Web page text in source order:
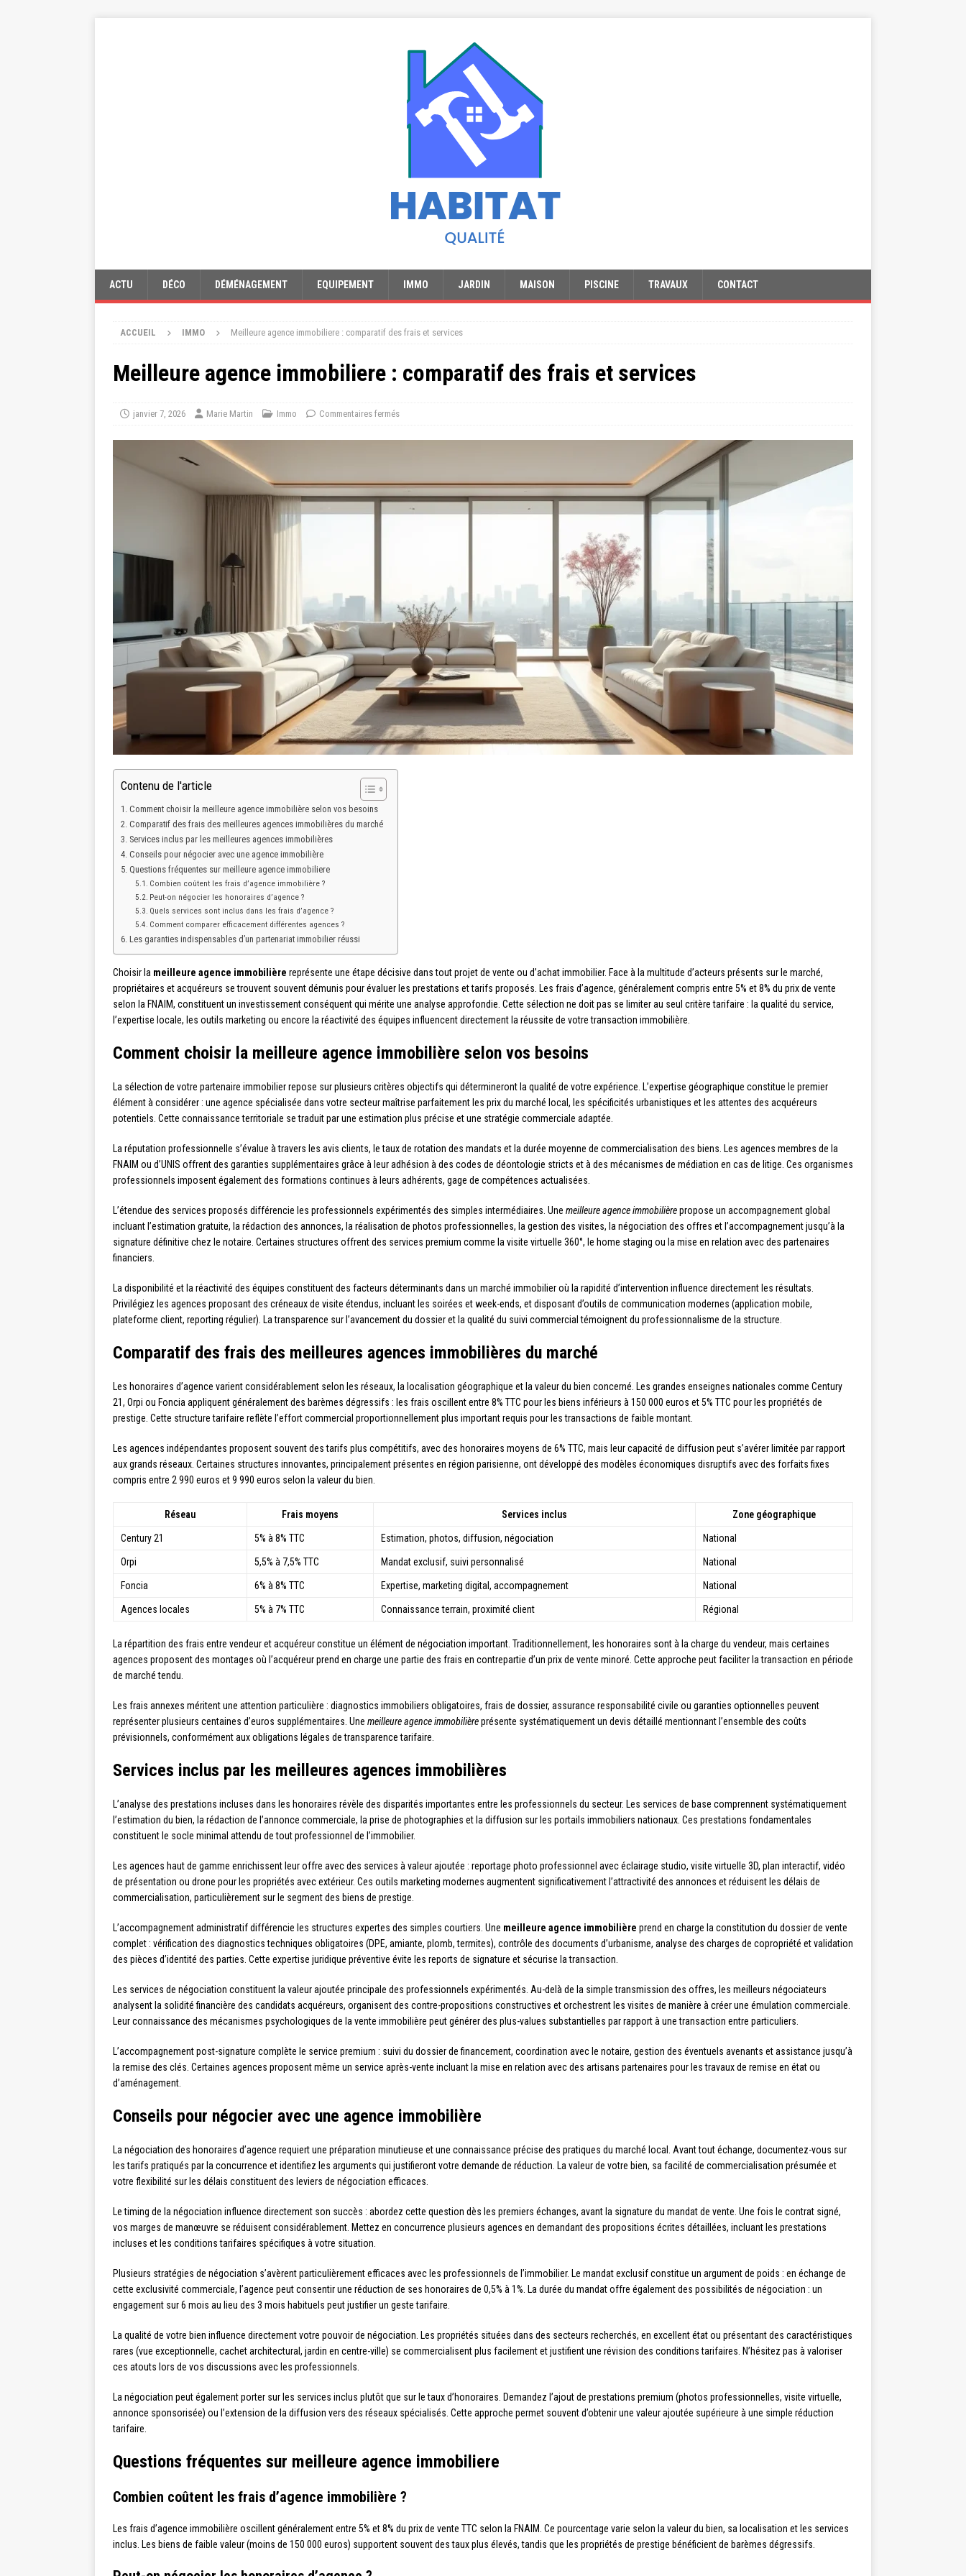
ACTU DÉCO DÉMÉNAGEMENT EQUIPEMENT IMMO JARDIN MAISON PISCINE TRAVAUX CONTACT
ACCUEIL IMMO Meilleure agence immobiliere : comparatif des frais et services
Meilleure agence immobiliere : comparatif des frais et services
janvier 7, 2026 Marie Martin Immo Commentaires fermés
Contenu de l'article
Comment choisir la meilleure agence immobilière selon vos besoins
Comparatif des frais des meilleures agences immobilières du marché
Services inclus par les meilleures agences immobilières
Conseils pour négocier avec une agence immobilière
Questions fréquentes sur meilleure agence immobiliere
Combien coûtent les frais d’agence immobilière ?
Peut-on négocier les honoraires d’agence ?
Quels services sont inclus dans les frais d’agence ?
Comment comparer efficacement différentes agences ?
Les garanties indispensables d’un partenariat immobilier réussi
Choisir la meilleure agence immobilière représente une étape décisive dans tout projet de vente ou d’achat immobilier. Face à la multitude d’acteurs présents sur le marché,
propriétaires et acquéreurs se trouvent souvent démunis pour évaluer les prestations et tarifs proposés. Les frais d’agence, généralement compris entre 5% et 8% du prix de vente
selon la FNAIM, constituent un investissement conséquent qui mérite une analyse approfondie. Cette sélection ne doit pas se limiter au seul critère tarifaire : la qualité du service,
l’expertise locale, les outils marketing ou encore la réactivité des équipes influencent directement la réussite de votre transaction immobilière.
Comment choisir la meilleure agence immobilière selon vos besoins
La sélection de votre partenaire immobilier repose sur plusieurs critères objectifs qui détermineront la qualité de votre expérience. L’expertise géographique constitue le premier
élément à considérer : une agence spécialisée dans votre secteur maîtrise parfaitement les prix du marché local, les spécificités urbanistiques et les attentes des acquéreurs
potentiels. Cette connaissance territoriale se traduit par une estimation plus précise et une stratégie commerciale adaptée.
La réputation professionnelle s’évalue à travers les avis clients, le taux de rotation des mandats et la durée moyenne de commercialisation des biens. Les agences membres de la
FNAIM ou d’UNIS offrent des garanties supplémentaires grâce à leur adhésion à des codes de déontologie stricts et à des mécanismes de médiation en cas de litige. Ces organismes
professionnels imposent également des formations continues à leurs adhérents, gage de compétences actualisées.
L’étendue des services proposés différencie les professionnels expérimentés des simples intermédiaires. Une meilleure agence immobilièrepropose un accompagnement global
incluant l’estimation gratuite, la rédaction des annonces, la réalisation de photos professionnelles, la gestion des visites, la négociation des offres et l’accompagnement jusqu’à la
signature définitive chez le notaire. Certaines structures offrent des services premium comme la visite virtuelle 360°, le home staging ou la mise en relation avec des partenaires
financiers.
La disponibilité et la réactivité des équipes constituent des facteurs déterminants dans un marché immobilier où la rapidité d’intervention influence directement les résultats.
Privilégiez les agences proposant des créneaux de visite étendus, incluant les soirées et week-ends, et disposant d’outils de communication modernes (application mobile,
plateforme client, reporting régulier). La transparence sur l’avancement du dossier et la qualité du suivi commercial témoignent du professionnalisme de la structure.
Comparatif des frais des meilleures agences immobilières du marché
Les honoraires d’agence varient considérablement selon les réseaux, la localisation géographique et la valeur du bien concerné. Les grandes enseignes nationales comme Century
21, Orpi ou Foncia appliquent généralement des barèmes dégressifs : les frais oscillent entre 8% TTC pour les biens inférieurs à 150 000 euros et 5% TTC pour les propriétés de
prestige. Cette structure tarifaire reflète l’effort commercial proportionnellement plus important requis pour les transactions de faible montant.
Les agences indépendantes proposent souvent des tarifs plus compétitifs, avec des honoraires moyens de 6% TTC, mais leur capacité de diffusion peut s’avérer limitée par rapport
aux grands réseaux. Certaines structures innovantes, principalement présentes en région parisienne, ont développé des modèles économiques disruptifs avec des forfaits fixes
compris entre 2 990 euros et 9 990 euros selon la valeur du bien.
Réseau Frais moyens Services inclus Zone géographique
Century 21 5% à 8% TTC Estimation, photos, diffusion, négociation National
Orpi 5,5% à 7,5% TTC Mandat exclusif, suivi personnalisé National
Foncia 6% à 8% TTC Expertise, marketing digital, accompagnement National
Agences locales 5% à 7% TTC Connaissance terrain, proximité client Régional
La répartition des frais entre vendeur et acquéreur constitue un élément de négociation important. Traditionnellement, les honoraires sont à la charge du vendeur, mais certaines
agences proposent des montages où l’acquéreur prend en charge une partie des frais en contrepartie d’un prix de vente minoré. Cette approche peut faciliter la transaction en période
de marché tendu.
Les frais annexes méritent une attention particulière : diagnostics immobiliers obligatoires, frais de dossier, assurance responsabilité civile ou garanties optionnelles peuvent
représenter plusieurs centaines d’euros supplémentaires. Une meilleure agence immobilièreprésente systématiquement un devis détaillé mentionnant l’ensemble des coûts
prévisionnels, conformément aux obligations légales de transparence tarifaire.
Services inclus par les meilleures agences immobilières
L’analyse des prestations incluses dans les honoraires révèle des disparités importantes entre les professionnels du secteur. Les services de base comprennent systématiquement
l’estimation du bien, la rédaction de l’annonce commerciale, la prise de photographies et la diffusion sur les portails immobiliers nationaux. Ces prestations fondamentales
constituent le socle minimal attendu de tout professionnel de l’immobilier.
Les agences haut de gamme enrichissent leur offre avec des services à valeur ajoutée : reportage photo professionnel avec éclairage studio, visite virtuelle 3D, plan interactif, vidéo
de présentation ou drone pour les propriétés avec extérieur. Ces outils marketing modernes augmentent significativement l’attractivité des annonces et réduisent les délais de
commercialisation, particulièrement sur le segment des biens de prestige.
L’accompagnement administratif différencie les structures expertes des simples courtiers. Une meilleure agence immobilière prend en charge la constitution du dossier de vente
complet : vérification des diagnostics techniques obligatoires (DPE, amiante, plomb, termites), contrôle des documents d’urbanisme, analyse des charges de copropriété et validation
des pièces d’identité des parties. Cette expertise juridique préventive évite les reports de signature et sécurise la transaction.
Les services de négociation constituent la valeur ajoutée principale des professionnels expérimentés. Au-delà de la simple transmission des offres, les meilleurs négociateurs
analysent la solidité financière des candidats acquéreurs, organisent des contre-propositions constructives et orchestrent les visites de manière à créer une émulation commerciale.
Leur connaissance des mécanismes psychologiques de la vente immobilière peut générer des plus-values substantielles par rapport à une transaction entre particuliers.
L’accompagnement post-signature complète le service premium : suivi du dossier de financement, coordination avec le notaire, gestion des éventuels avenants et assistance jusqu’à
la remise des clés. Certaines agences proposent même un service après-vente incluant la mise en relation avec des artisans partenaires pour les travaux de remise en état ou
d’aménagement.
Conseils pour négocier avec une agence immobilière
La négociation des honoraires d’agence requiert une préparation minutieuse et une connaissance précise des pratiques du marché local. Avant tout échange, documentez-vous sur
les tarifs pratiqués par la concurrence et identifiez les arguments qui justifieront votre demande de réduction. La valeur de votre bien, sa facilité de commercialisation présumée et
votre flexibilité sur les délais constituent des leviers de négociation efficaces.
Le timing de la négociation influence directement son succès : abordez cette question dès les premiers échanges, avant la signature du mandat de vente. Une fois le contrat signé,
vos marges de manœuvre se réduisent considérablement. Mettez en concurrence plusieurs agences en demandant des propositions écrites détaillées, incluant les prestations
incluses et les conditions tarifaires spécifiques à votre situation.
Plusieurs stratégies de négociation s’avèrent particulièrement efficaces avec les professionnels de l’immobilier. Le mandat exclusif constitue un argument de poids : en échange de
cette exclusivité commerciale, l’agence peut consentir une réduction de ses honoraires de 0,5% à 1%. La durée du mandat offre également des possibilités de négociation : un
engagement sur 6 mois au lieu des 3 mois habituels peut justifier un geste tarifaire.
La qualité de votre bien influence directement votre pouvoir de négociation. Les propriétés situées dans des secteurs recherchés, en excellent état ou présentant des caractéristiques
rares (vue exceptionnelle, cachet architectural, jardin en centre-ville) se commercialisent plus facilement et justifient une révision des conditions tarifaires. N’hésitez pas à valoriser
ces atouts lors de vos discussions avec les professionnels.
La négociation peut également porter sur les services inclus plutôt que sur le taux d’honoraires. Demandez l’ajout de prestations premium (photos professionnelles, visite virtuelle,
annonce sponsorisée) ou l’extension de la diffusion vers des réseaux spécialisés. Cette approche permet souvent d’obtenir une valeur ajoutée supérieure à une simple réduction
tarifaire.
Questions fréquentes sur meilleure agence immobiliere
Combien coûtent les frais d’agence immobilière ?
Les frais d’agence immobilière oscillent généralement entre 5% et 8% du prix de vente TTC selon la FNAIM. Ce pourcentage varie selon la valeur du bien, sa localisation et les services
inclus. Les biens de faible valeur (moins de 150 000 euros) supportent souvent des taux plus élevés, tandis que les propriétés de prestige bénéficient de barèmes dégressifs.